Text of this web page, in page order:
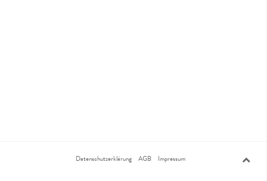
Datenschutzerklärung AGB Impressum